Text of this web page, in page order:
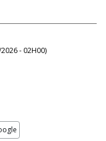
- 02H00)